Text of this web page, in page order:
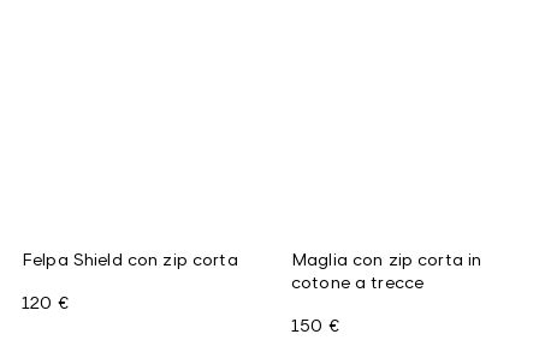
Felpa Shield con zip corta
120 €
Maglia con zip corta in
cotone a trecce
150 €